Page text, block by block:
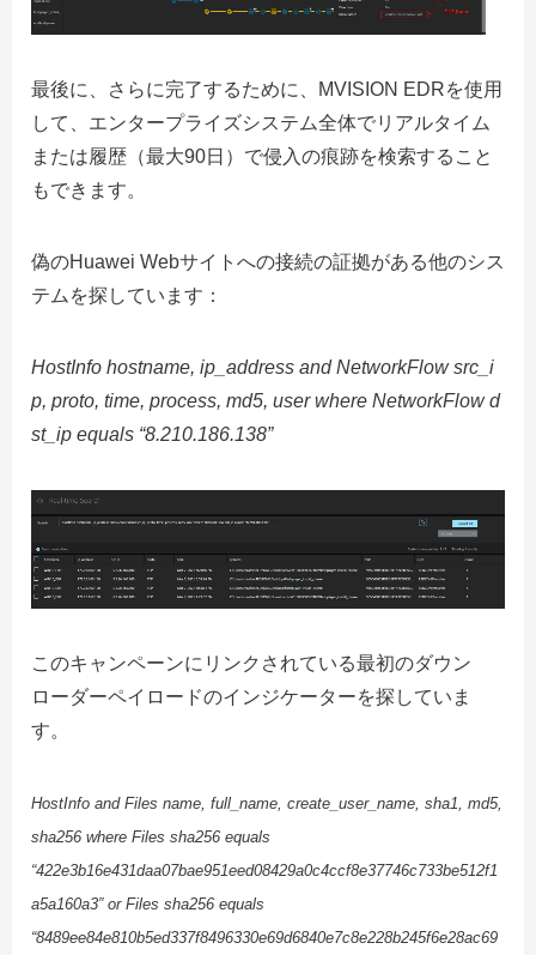
最後に、さらに完了するために、MVISION EDRを使用
して、エンタープライズシステム全体でリアルタイム
または履歴（最大90日）で侵入の痕跡を検索すること
もできます。
偽のHuawei Webサイトへの接続の証拠がある他のシス
テムを探しています：
HostInfo hostname, ip_address and NetworkFlow src_i
p, proto, time, process, md5, user where NetworkFlow d
st_ip equals “8.210.186.138”
このキャンペーンにリンクされている最初のダウン
ローダーペイロードのインジケーターを探していま
す。
HostInfo and Files name, full_name, create_user_name, sha1, md5,
sha256 where Files sha256 equals
“422e3b16e431daa07bae951eed08429a0c4ccf8e37746c733be512f1
a5a160a3” or Files sha256 equals
“8489ee84e810b5ed337f8496330e69d6840e7c8e228b245f6e28ac69